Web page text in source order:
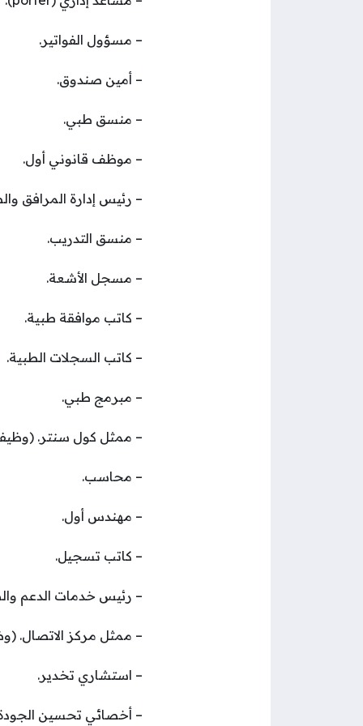
– مسؤول الفواتير.
– أمين صندوق.
– منسق طبي.
– موظف قانوني أول.
– رئيس إدارة المرافق
– منسق التدريب.
– مسجل الأشعة.
– كاتب موافقة طبية.
– كاتب السجلات الطبية.
– مبرمج طبي.
– ممثل كول سنتر.
– محاسب.
– مهندس أول.
– كاتب تسجيل.
– رئيس خدمات الدعم
– ممثل مركز الاتصال.
– استشاري تخدير.
– أخصائي تحسين